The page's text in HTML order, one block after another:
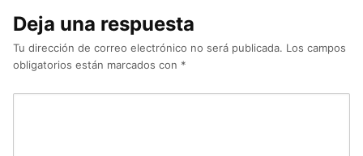
Deja una respuesta
Tu dirección de correo electrónico no será publicada. Los campos
obligatorios están marcados con *